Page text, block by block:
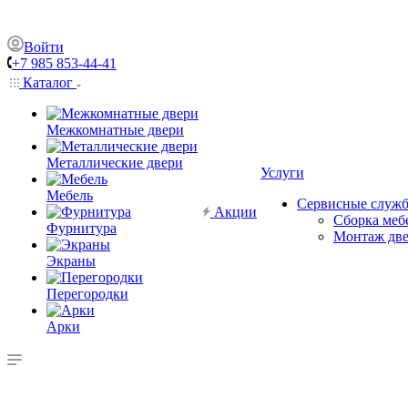
Войти
+7 985 853-44-41
Каталог
Межкомнатные двери
Металлические двери
Мебель
Фурнитура
Экраны
Перегородки
Арки
Акции
Услуги
Сервисные
Сборка
Монтаж